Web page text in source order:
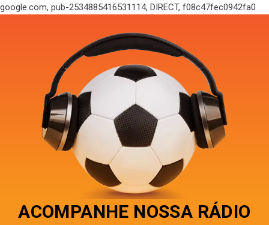
google.com, pub-2534885416531114, DIRECT, f08c47fec0942fa0
ACOMPANHE NOSSA RÁDIO